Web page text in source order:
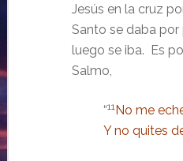
Jesús en la cruz
Santo se daba
luego se iba. Es
Salmo,
“11No me
Y no quites